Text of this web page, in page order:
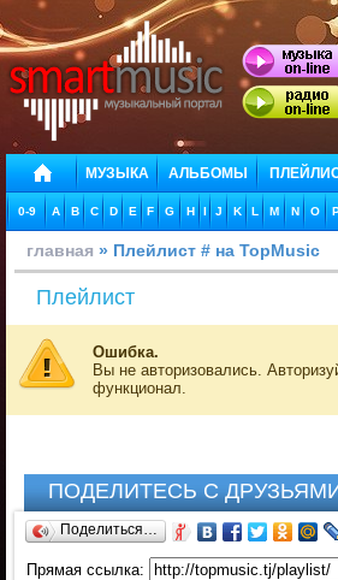
МУЗЫКА АЛЬБОМЫ
0-9 A B C D E F G H I J K L M N O
главная » Плейлист # на TopMusic
Плейлист
Ошибка.
Вы не авторизовались.
функционал.
ПОДЕЛИТЕСЬ С
Поделиться…
Прямая ссылка: